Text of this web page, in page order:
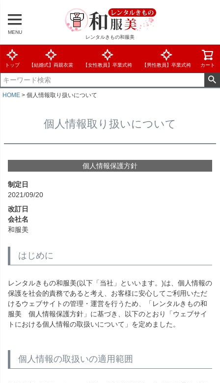
MENU
レンタルきもの和服美
トップ 【結婚式】両親衣裳 【女性教員】卒業式袴 【男性教員】卒業式袴 カート
HOME 個人情報取り扱いについて
個人情報取り扱いについて
個人情報保護方針
制定日
2021/09/20
改訂日
会社名
和服美
はじめに
レンタルきもの和服美(以下「当社」といいます。)は、個人情報の
保護を社会的責務であると考え、お客様に安心してご利用いただ
けるウェブサイトの管理・運営を行うため、「レンタルきもの和
服美 個人情報保護方針」に基づき、以下のとおり「ウェブサイ
トにおける個人情報の取扱いについて」を定めました。
個人情報の取扱いの適用範囲